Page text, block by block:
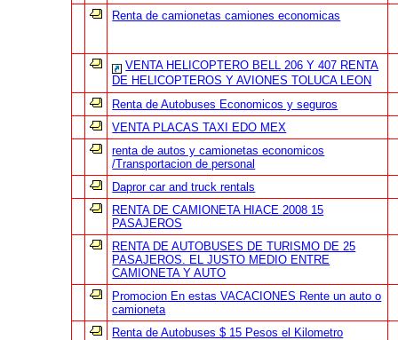
Renta de camionetas camiones economicas
VENTA HELICOPTERO BELL 206 Y 407 RENTA
DE HELICOPTEROS Y AVIONES TOLUCA LEON
Renta de Autobuses Economicos y seguros
VENTA PLACAS TAXI EDO MEX
renta de autos y camionetas economicos
/Transportacion de personal
Dapror car and truck rentals
RENTA DE CAMIONETA HIACE 2008 15
PASAJEROS
RENTA DE AUTOBUSES DE TURISMO DE 25
PASAJEROS. EL JUSTO MEDIO ENTRE
CAMIONETA Y AUTO
Promocion En estas VACACIONES Rente un auto o
camioneta
Renta de Autobuses $ 15 Pesos el Kilometro